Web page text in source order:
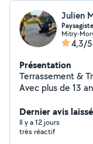
Julien
Paysagiste
Mitry-
4,3/5
Présentation
Terrassement & Travaux
Avec plus de 13
Travaux de
de terrain
Arrachage de
Dernier avis
Il y a 12 jours
très réactif